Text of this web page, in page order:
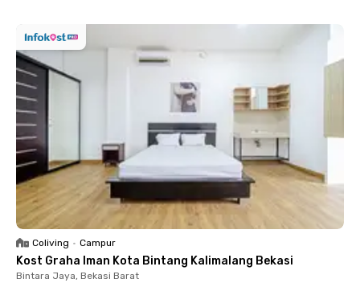
Coliving • Campur
Kost Graha Iman Kota Bintang Kalimalang Bekasi
Bintara Jaya, Bekasi Barat